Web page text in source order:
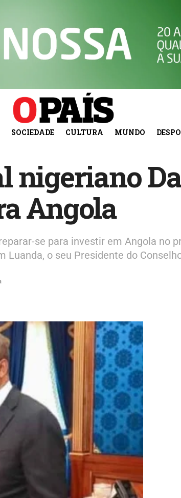
SOCIEDADE CULTURA MUNDO
nigeriano
Angola
se para investir em Angola no
Luanda, o seu Presidente do